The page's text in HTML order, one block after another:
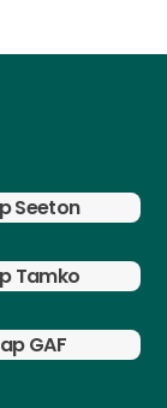
Seeton
Tamko
GAF